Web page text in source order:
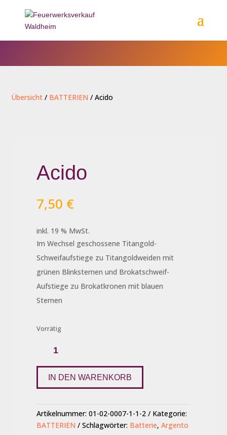
Übersicht / BATTERIEN / Acido
Acido
7,50 €
inkl. 19 % MwSt.
Im Wechsel geschossene Titangold-
Schweifaufstiege zu Titangoldweiden mit
grünen Blinksternen und Brokatschweif-
Aufstiege zu Brokatkronen mit blauen
Sternen
Vorrätig
Menge
IN DEN WARENKORB
Artikelnummer:01-02-0007-1-1-2
Kategorie:
BATTERIEN
Schlagwörter: Batterie,Argento